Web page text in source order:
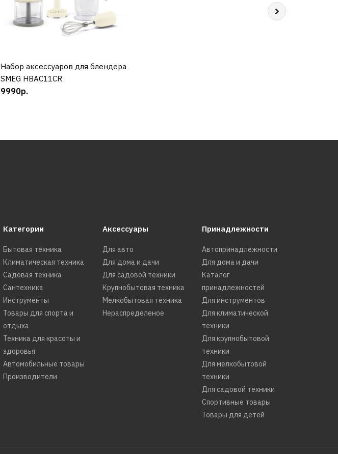
КУПИТЬ
Набор аксессуаров для блендера
SMEG HBAC11CR
9990р.
Категории
Бытовая техника
Климатическая техника
Садовая техника
Сантехника
Инструменты
Товары для спорта и
отдыха
Техника для красоты и
здоровья
Автомобильные товары
Производители
Аксессуары
Для авто
Для дома и дачи
Для садовой техники
Крупнобытовая техника
Мелкобытовая техника
Нераспределеное
Принадлежности
Автопринадлежности
Для дома и дачи
Каталог
принадлежностей
Для инструментов
Для климатической
техники
Для крупнобытовой
техники
Для мелкобытовой
техники
Для садовой техники
Спортивные товары
Товары для детей